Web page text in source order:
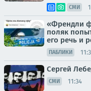
СМИ
«Френдли
поляк
его речь и
ПАБЛИКИ
Сергей
СМИ 11:34